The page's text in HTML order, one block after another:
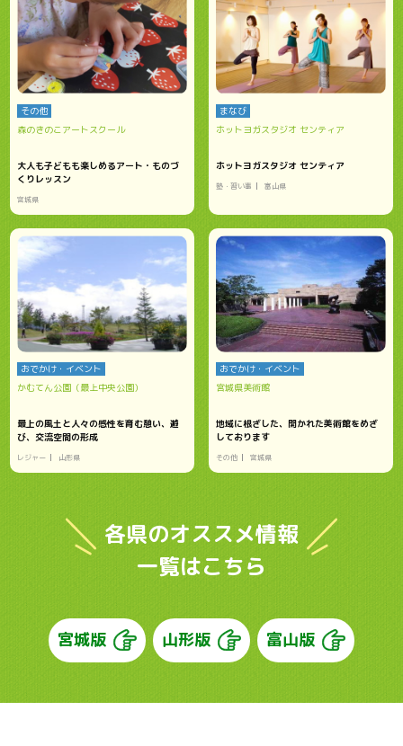
その他
森のきのこアートスクール
大人も子どもも楽しめるアート・ものづ
くりレッスン
宮城県
まなび
ホットヨガスタジオ センティア
ホットヨガスタジオ センティア
塾・習い事 富山県
おでかけ・イベント
かむてん公園（最上中央公園）
最上の風土と人々の感性を育む憩い、遊
び、交流空間の形成
レジャー 山形県
おでかけ・イベント
宮城県美術館
地域に根ざした、開かれた美術館をめざ
しております
その他 宮城県
各県のオススメ情報
一覧はこちら
宮城版 山形版 富山版